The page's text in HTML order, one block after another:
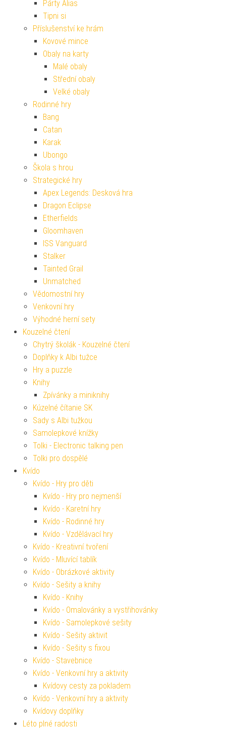
Párty Alias
Tipni si
Příslušenství ke hrám
Kovové mince
Obaly na karty
Malé obaly
Střední obaly
Velké obaly
Rodinné hry
Bang
Catan
Karak
Ubongo
Škola s hrou
Strategické hry
Apex Legends: Desková hra
Dragon Eclipse
Etherfields
Gloomhaven
ISS Vanguard
Stalker
Tainted Grail
Unmatched
Vědomostní hry
Venkovní hry
Výhodné herní sety
Kouzelné čtení
Chytrý školák - Kouzelné čtení
Doplňky k Albi tužce
Hry a puzzle
Knihy
Zpívánky a miniknihy
Kúzelné čítanie SK
Sady s Albi tužkou
Samolepkové knížky
Tolki - Electronic talking pen
Tolki pro dospělé
Kvído
Kvído - Hry pro děti
Kvído - Hry pro nejmenší
Kvído - Karetní hry
Kvído - Rodinné hry
Kvído - Vzdělávací hry
Kvído - Kreativní tvoření
Kvído - Mluvící tablík
Kvído - Obrázkové aktivity
Kvído - Sešity a knihy
Kvído - Knihy
Kvído - Omalovánky a vystřihovánky
Kvído - Samolepkové sešity
Kvído - Sešity aktivit
Kvído - Sešity s fixou
Kvído - Stavebnice
Kvído - Venkovní hry a aktivity
Kvídovy cesty za pokladem
Kvído - Venkovní hry a aktivity
Kvídovy doplňky
Léto plné radosti